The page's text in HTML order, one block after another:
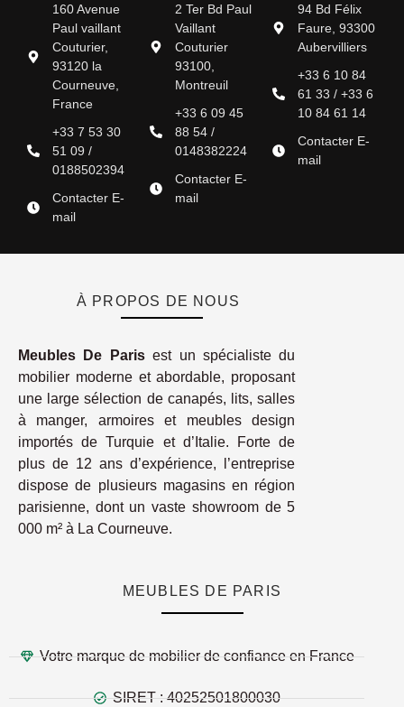
160 Avenue
Paul vaillant
Couturier,
93120 la
Courneuve,
France
+33 7 53 30
51 09 /
0188502394
Contacter E-
mail
2 Ter Bd Paul
Vaillant
Couturier
93100,
Montreuil
+33 6 09 45
88 54 /
0148382224
Contacter E-
mail
94 Bd Félix
Faure, 93300
Aubervilliers
+33 6 10 84
61 33 / +33 6
10 84 61 14
Contacter E-
mail
À PROPOS DE NOUS
Meubles De Parisest un spécialiste du
mobilier moderne et abordable, proposant
une large sélection de canapés, lits, salles
à manger, armoires et meubles design
importés de Turquie et d’Italie. Forte de
plus de 12 ans d’expérience, l’entreprise
dispose de plusieurs magasins en région
parisienne, dont un vaste showroom de 5
000 m² à La Courneuve.
MEUBLES DE PARIS
Votre marque de mobilier de confiance en France
SIRET : 40252501800030